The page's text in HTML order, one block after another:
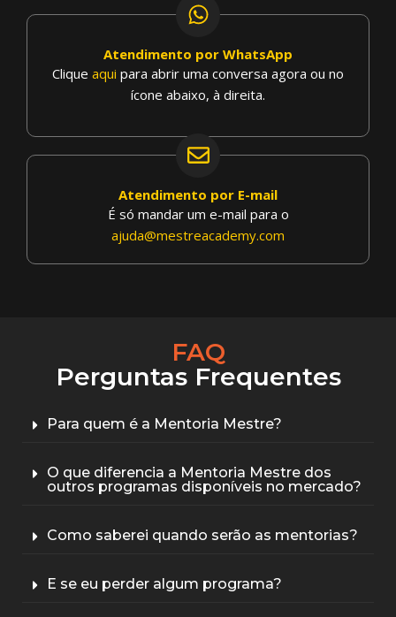
Atendimento por WhatsApp
Clique aqui para abrir uma conversa agora ou no
ícone abaixo, à direita.
Atendimento por E-mail
É só mandar um e-mail para o
ajuda@mestreacademy.com
FAQ
Perguntas Frequentes
Para quem é a Mentoria Mestre?
O que diferencia a Mentoria Mestre dos
outros programas disponíveis no mercado?
Como saberei quando serão as mentorias?
E se eu perder algum programa?